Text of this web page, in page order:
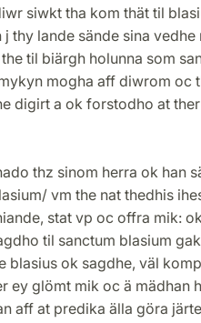
siwkt tha kom thät til
thy lande sände sina vedhe
til biärgh holunna som
mogha aff diwrom oc
digirt a ok forstodho at
thz sinom herra ok han
vm the nat thedhis
stat vp oc offra mik:
til sanctum blasium
blasius ok sagdhe, väl
ey glömt mik oc ä mädhan
aff at predika älla göra